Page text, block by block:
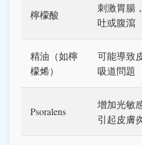
檸檬酸
刺激胃腸
吐或腹瀉
精油（如檸
檬烯）
可能導致
吸道問題
Psoralens
增加光敏
引起皮膚